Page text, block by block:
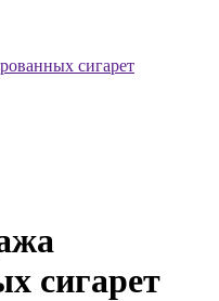
сигарет
сигарет